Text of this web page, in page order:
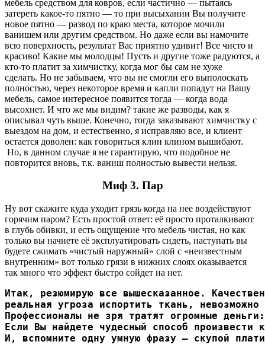
мебель средством для ковров, если частично — пытаясь
затереть какое-то пятно — то при высыхании Вы получите
новое пятно — развод по краю места, которое мочили
ванишем или другим средством. Но даже если вы намочите
всю поверхность, результат Вас приятно удивит! Все чисто и
красиво! Какие мы молодцы! Пусть и другие тоже радуются, а
кто-то платит за химчистку, когда мог бы сам не хуже
сделать. Но не забываем, что вы не смогли его выполоскать
полностью, через некоторое время и капли попадут на Вашу
мебель, самое интересное появится тогда — когда вода
высохнет. И что же мы видим? такие же разводы, как я
описывал чуть выше. Конечно, тогда заказывают химчистку с
выездом на дом, и естественно, я исправляю все, и клиент
остается доволен: как говориться клин клином вышибают.
Но, в данном случае я не гарантирую, что подобное не
повторится вновь, т.к. ваниш полностью вывести нельзя.
Миф 3. Пар
Ну вот скажите куда уходит грязь когда на нее воздействуют
горячим паром? Есть простой ответ: её просто проталкивают
в глубь обивки, и есть ощущение что мебель чистая, но как
только вы начнете её эксплуатировать сидеть, наступать вы
будете сжимать «чистый наружный» слой с «неизвестным
внутренним» вот только грязи в нижних слоях оказывается
так много что эффект быстро сойдет на нет.
Итак, резюмирую все вышесказанное.
реальная угроза испортить ткань,
Профессионалы не зря тратят огромные
Если Вы найдете чудесный способ произвести
И, вспомните одну умную фразу — скупой